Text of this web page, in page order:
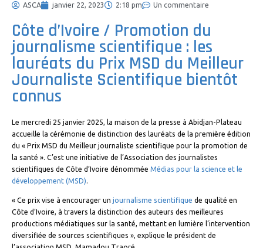
ASCA janvier 22, 2023 2:18 pm Un commentaire
Côte d’Ivoire / Promotion du
journalisme scientifique : les
lauréats du Prix MSD du Meilleur
Journaliste Scientifique bientôt
connus
Le mercredi 25 janvier 2025, la maison de la presse à Abidjan-Plateau
accueille la cérémonie de distinction des lauréats de la première édition
du « Prix MSD du Meilleur journaliste scientifique pour la promotion de
la santé ». C’est une initiative de l’Association des journalistes
scientifiques de Côte d’Ivoire dénommée Médias pour la science et le
développement (MSD).
« Ce prix vise à encourager un journalisme scientifique de qualité en
Côte d’Ivoire, à travers la distinction des auteurs des meilleures
productions médiatiques sur la santé, mettant en lumière l’intervention
diversifiée de sources scientifiques », explique le président de